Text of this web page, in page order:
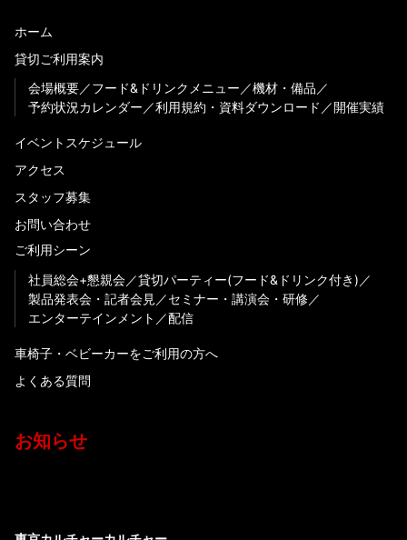
ホーム
貸切ご利用案内
会場概要
フード&ドリンクメニュー
機材・備品
予約状況カレンダー
利用規約・資料ダウンロード 開催実績
イベントスケジュール
アクセス
スタッフ募集
お問い合わせ
ご利用シーン
社員総会+懇親会
貸切パーティー(フード&ドリンク付き)
製品発表会・記者会見
セミナー・講演会・研修
エンターテインメント
配信
車椅子・ベビーカーをご利用の方へ
よくある質問
お知らせ